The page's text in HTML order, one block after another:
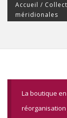
Accueil /
méridionales
La boutique